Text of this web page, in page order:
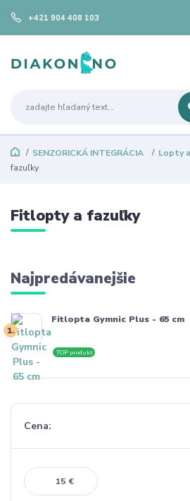
+421 904 408 103
SENZORICKÁ INTEGRÁCIA Lopty
fazuľky
Fitlopty a fazuľky
Najpredávanejšie
1.
Fitlopta Gymnic Plus - 65 cm
TOP produkt
Cena:
€